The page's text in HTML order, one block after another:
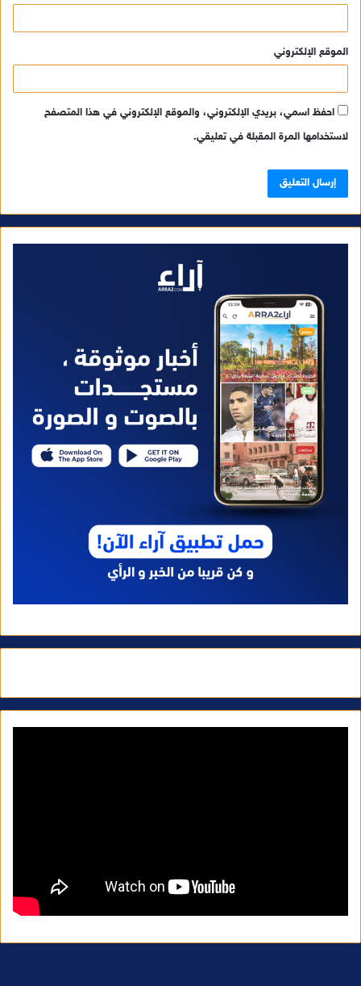
الموقع الإلكتروني
احفظ اسمي، بريدي الإلكتروني، والموقع الإلكتروني في هذا المتصفح
لاستخدامها المرة المقبلة في تعليقي.